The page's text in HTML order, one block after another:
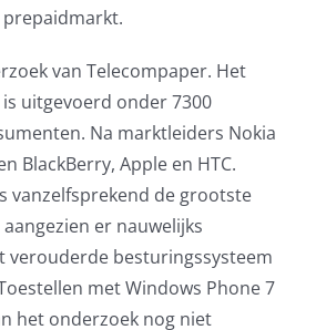
van Telecompaper. Het
uitgevoerd onder 7300
Na marktleiders Nokia
BlackBerry, Apple en HTC.
vanzelfsprekend de grootste
er nauwelijks
verouderde besturingssysteem
met Windows Phone 7
het onderzoek nog niet